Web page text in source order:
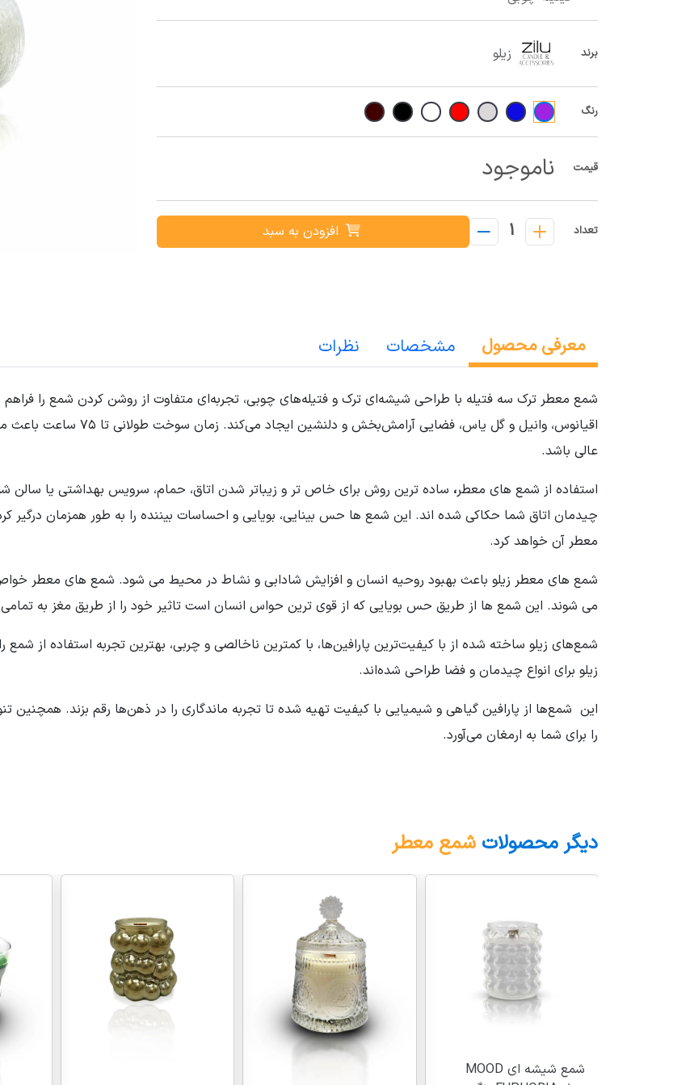
برند زیلو
رنگ
قیمت ناموجود
تعداد 1 افزودن به سبد
معرفی محصول مشخصات نظرات
شمع معطر ترک سه فتیله با طراحی شیشه‌ای ترک و فتیله‌های چوبی، تجربه‌ای متفاوت از روشن کردن شمع را
اقیانوس، وانیل و گل یاس،
عالی باشد.
استفاده از شمع های معطر، ساده ترین روش برای خاص تر و زیباتر شدن اتاق، حمام، سرویس بهداشتی یا
چیدمان اتاق شما حکاکی شده اند. این شمع ها حس بینایی، بویایی و احساسات بیننده را به طور همزمان
معطر آن خواهد کرد.
شمع های معطر زیلو باعث بهبود روحیه انسان و افزایش شادابی و نشاط در محیط می شود. شمع های معطر
می شوند. این شمع ها از طریق حس بویایی که از قوی ترین حواس انسان است تاثیر خود را از طریق مغز به
شمع‌های زیلو ساخته شده از با کیفیت‌ترین پارافین‌ها، با کمترین ناخالصی و چربی، بهترین تجربه استفاده از
زیلو برای انواع چیدمان و فضا طراحی شده‌اند.
این شمع‌ها از پارافین گیاهی و شیمیایی با کیفیت تهیه شده تا تجربه ماندگاری را در ذهن‌ها رقم بزند.
را برای شما به ارمغان می‌آورد.
دیگر محصولات شمع معطر
شمع شیشه ای MOOD